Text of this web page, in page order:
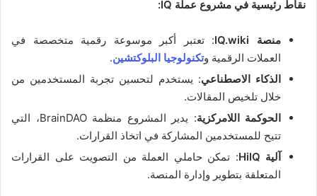
نقاط رئيسية في مشروع عملة IQ:
منصة IQ.wiki
: تعتبر أكبر موسوعة رقمية متخصصة في
العملات الرقمية وتكنولوجيا البلوكتشين.
الذكاء الاصطناعي: يستخدم لتحسين تجربة المستخدمين من
خلال تلخيص المقالات.
الحوكمة اللامركزية
: يدير المشروع منظمة BrainDAO، التي
تتيح للمستخدمين المشاركة في اتخاذ القرارات.
آلية HiIQ
: تمكن حاملي العملة من التصويت على القرارات
المتعلقة بتطوير وإدارة المنصة.